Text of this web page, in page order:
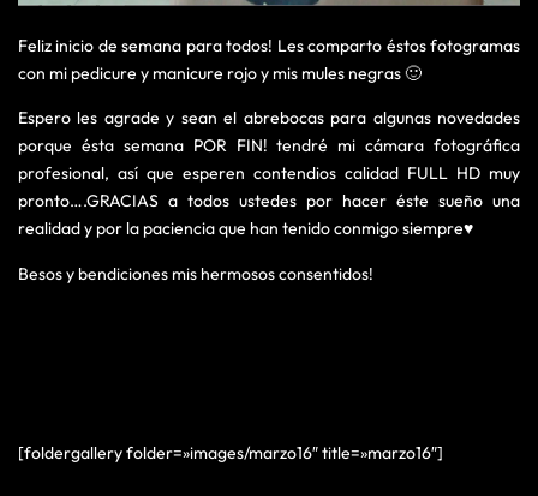
Feliz inicio de semana para todos! Les comparto éstos fotogramas
con mi pedicure y manicure rojo y mis mules negras 🙂
Espero les agrade y sean el abrebocas para algunas novedades
porque ésta semana POR FIN! tendré mi cámara fotográfica
profesional, así que esperen contendios calidad FULL HD muy
pronto….GRACIAS a todos ustedes por hacer éste sueño una
realidad y por la paciencia que han tenido conmigo siempre♥
Besos y bendiciones mis hermosos consentidos!
[foldergallery folder=»images/marzo16″ title=»marzo16″]